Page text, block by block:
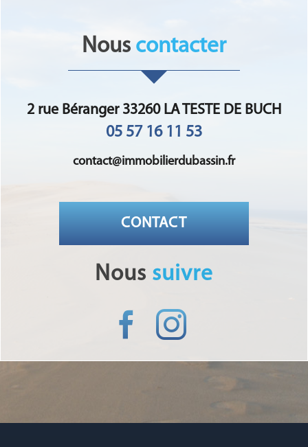
nous contacter
2 rue Béranger 33260 LA TESTE DE BUCH
05 57 16 11 53
contact@immobilierdubassin.fr
CONTACT
nous suivre